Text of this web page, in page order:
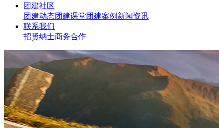
团建社区
团建动态团建课堂团建案例 新闻资讯
联系我们
招贤纳士商务合作